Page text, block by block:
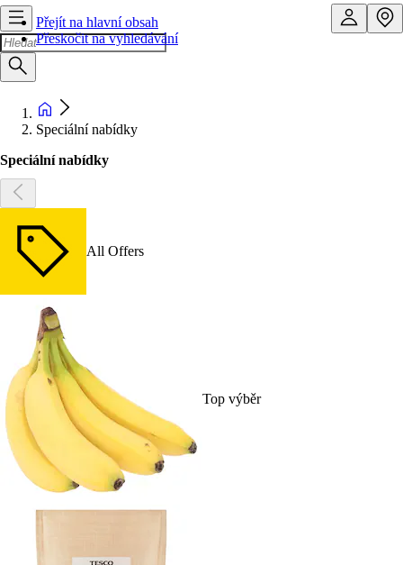
Přejít na hlavní obsah
Přeskočit na vyhledávání
Speciální nabídky
Speciální nabídky
All Offers
Top výběr